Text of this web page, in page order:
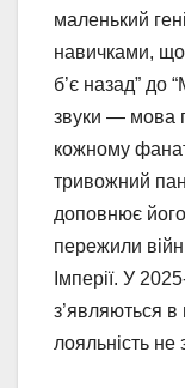
маленький
навичками, що
б’є назад” до
звуки — мова
кожному
тривожний
доповнює
пережили
Імперії. У
з’являються
лояльність не